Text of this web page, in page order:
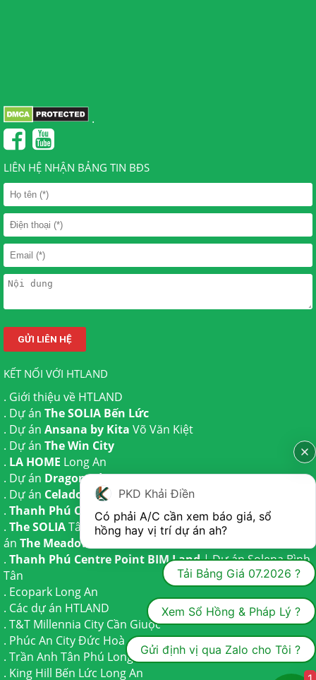
.
LIÊN HỆ NHẬN BẢNG TIN BĐS
KẾT NỐI VỚI HTLAND
. Giới thiệu về HTLAND
. Dự án The SOLIA Bến Lức
. Dự án Ansana by Kita Võ Văn Kiệt
. Dự án The Win City
. LA HOME Long An
. Dự án Dragon Eden Long An
. Dự án Celadon City
Tân Phú
. Thanh Phú Centre PointBến Lức
. The SOLIATây Ninh | Dự ánThe AGULATrần Anh và Dự
án The Meadow
Bình Chánh
. Thanh Phú Centre Point BIM Land| Dự ánSolena Bình
Tân
. Ecopark Long An
. Các dự án HTLAND
. T&T Millennia City Cần Giuộc
. Phúc An CityĐức Hoà
. Trần Anh Tân Phú Long An
. King Hill Bến Lức Long An
PKD Khải Điền
Có phải A/C cần xem báo giá, sổ
hồng hay vị trí dự án ah?
Tải Bảng Giá 07.2026 ?
Xem Sổ Hồng & Pháp Lý ?
Gửi định vị qua Zalo cho Tôi ?